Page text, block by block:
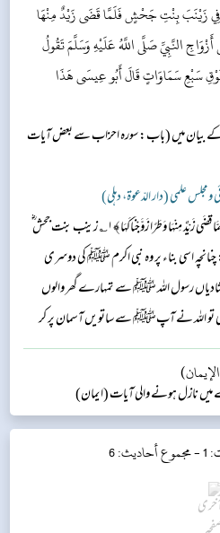
زَيْنَبَ بِنْتِ جَحْشٍ فَلَمَّا قَضَى زَيْدٌ مِنْهَا
النَّبِيِّ صَلَّى اللَّهُ عَلَيْهِ وَسَلَّمَ تَقُولُ
سَبْعِ سَمَاوَاتٍ قَالَ أَبُو عِيسَى هَذَا
بیان میں(باب: سورہ احزاب سے بعض آیات
. انس ؓ کہتے ہیں: جب یہ آیت ﴿فَلَمَّا قَضَى زَيْدٌ مِنْهَا وَطَرًا زَوَّجْنَاكَهَا﴾۱؎ زینب بنت جحش‬ ؓ
اسی بناء پر وہ نبی اکرم ﷺ کی دوسری
شادیاں رسول اللہ ﷺ سے تمہارے گھر والوں
تو اللہ نے آپﷺ سے ساتویں آسمان پر کر
صحیح ہے۔...
نازل ہونے والی آیات (ایمان)
- مجموع أحاديث: 6